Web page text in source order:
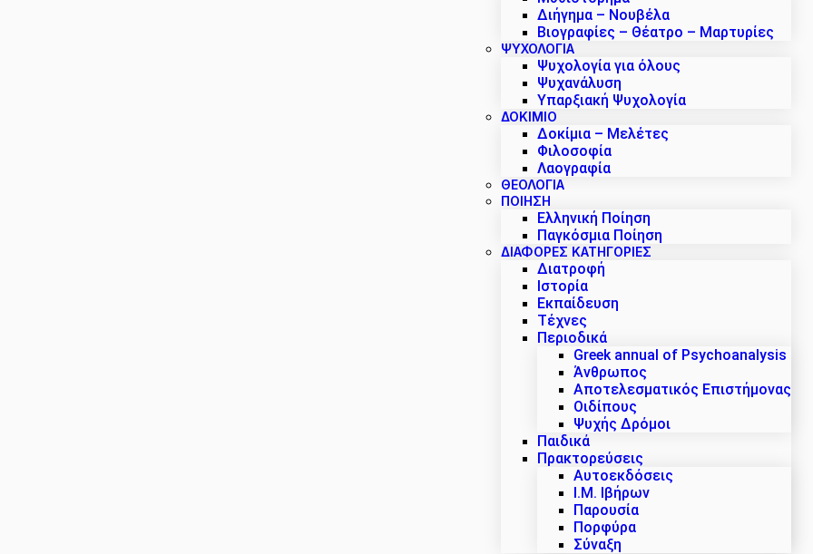
Διήγημα – Νουβέλα
Βιογραφίες – Θέατρο – Μαρτυρίες
ΨΥΧΟΛΟΓΙΑ
Ψυχολογία για όλους
Ψυχανάλυση
Υπαρξιακή Ψυχολογία
ΔΟΚΊΜΙΟ
Δοκίμια – Μελέτες
Φιλοσοφία
Λαογραφία
ΘΕΟΛΟΓΙΑ
ΠΟΙΗΣΗ
Ελληνική Ποίηση
Παγκόσμια Ποίηση
ΔΙΑΦΟΡΕΣ ΚΑΤΗΓΟΡΙΕΣ
Διατροφή
Ιστορία
Εκπαίδευση
Τέχνες
Περιοδικά
Greek annual of Psychoanalysis
Άνθρωπος
Αποτελεσματικός Επιστήμονας
Οιδίπους
Ψυχής Δρόμοι
Παιδικά
Πρακτoρεύσεις
Αυτοεκδόσεις
Ι.Μ. Ιβήρων
Παρουσία
Πορφύρα
Σύναξη